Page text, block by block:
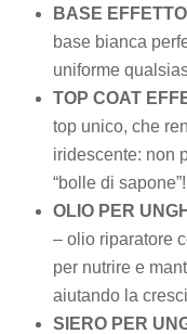
BASE
base bianca
uniforme
TOP COAT
top unico, che
iridescente: non
“bolle di sapone”!
OLIO PER
– olio riparatore
per nutrire e
aiutando la
SIERO PER